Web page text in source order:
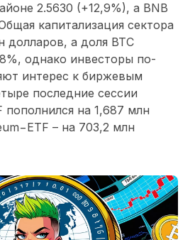
2.5630 (+12,9%), а BNB
капитализация сектора
долларов, а доля BTC
однако инвесторы по-
интерес к биржевым
последние сессии
пополнился на 1,687 млн
– на 703,2 млн